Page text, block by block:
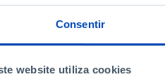
Consentir
website utiliza cookies